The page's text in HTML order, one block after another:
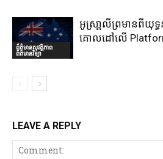
ព័ត៌មានសុវត្ថិភាព
ព័ត៌មានវិទ្យា
អូស្រា្តលីព្រមានពីយុទ្
គោលដៅលើ
LEAVE A REPLY